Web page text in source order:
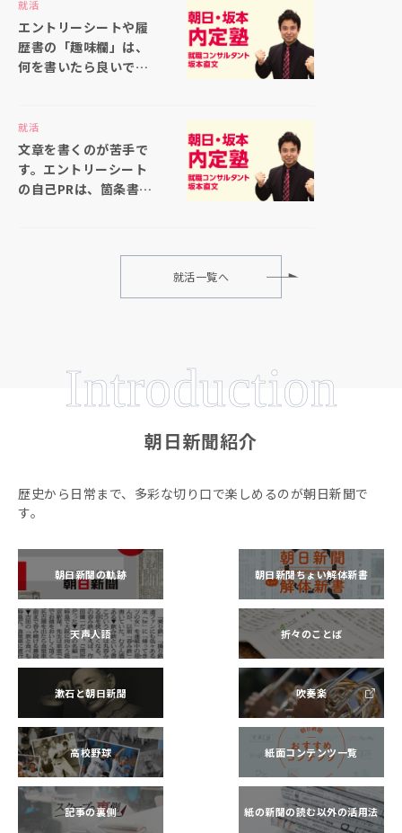
ても大丈夫ですか
就活
エントリーシートや履
歴書の「趣味欄」は、
何を書いたら良いでし
就活
文章を書くのが苦手で
す。エントリーシート
の自己PRは、箇条書き
就活一覧へ
Introduction
朝日新聞紹介
歴史から日常まで、多彩な切り口で楽しめるのが朝日新聞で
す。
朝日新聞の軌跡 朝日新聞ちょい解体新書
天声人語 折々のことば
漱石と朝日新聞 吹奏楽
高校野球 紙面コンテンツ一覧
記事の裏側 紙の新聞の読む以外の活用法